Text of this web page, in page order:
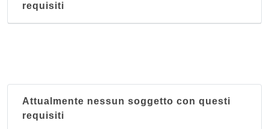
requisiti
Attualmente nessun soggetto con questi
requisiti